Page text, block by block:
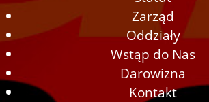
Zarząd
Oddziały
Wstąp do Nas
Darowizna
Kontakt